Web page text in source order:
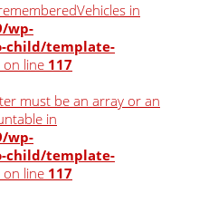
in
wp-
child/template-
on line 117
must be an array or an
in
wp-
child/template-
on line 117